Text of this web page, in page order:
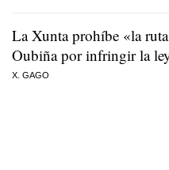
La Xunta prohíbe «la
Oubiña por infringir la
X. GAGO